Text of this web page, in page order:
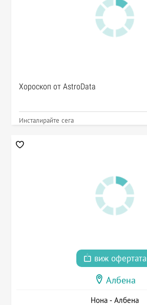
Хороскоп от AstroData
Инсталирайте сега
виж офертата
Албена
Нона - Албена